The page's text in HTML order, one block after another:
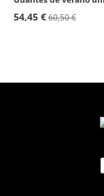
54,45 €60,50 €